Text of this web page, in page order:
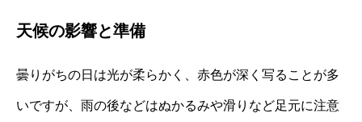
天候の影響と準備
曇りがちの日は光が柔らかく、赤色が深く写ることが多
いですが、雨の後などはぬかるみや滑りなど足元に注意